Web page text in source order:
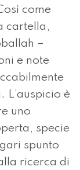
come
cartella,
–
e note
L’auspicio è
uno
specie
spunto
ricerca di